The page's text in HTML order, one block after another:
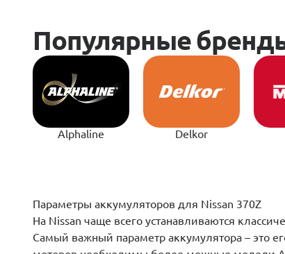
Alphaline Delkor
­­­­Параметры аккумуляторов для Nissan 370Z
На Nissan чаще всего устанавливаются
Самый важный параметр аккумулятора – это